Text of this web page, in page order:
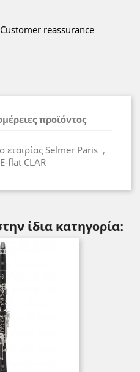
reassurance
προϊόντος
εταιρίας Selmer Paris ,
flat CLAR
ίδια κατηγορία: